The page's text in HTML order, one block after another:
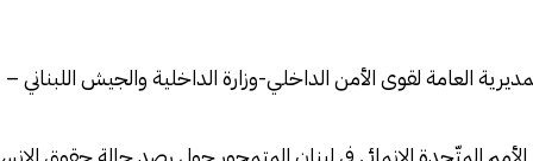
العامة لقوى الأمن الداخلي-وزارة الداخلية والجيش اللبناني –